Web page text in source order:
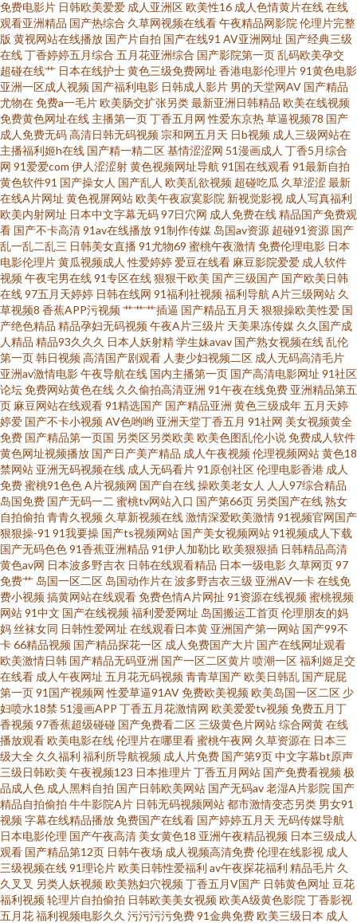
精东tv 欧洲极品另类 午夜无码伦 www韩国av 韩黄AA免费 欧日精品8区 91福
利老司机 岛国AV搬运工 久草资源精品在线 丝袜韩国亚洲三级 91超碰人人摸
爱豆传媒免费播放 黄色网址视频大全 欧美性a 香焦久久福利院 91小视频性生
活 东方AV正在进入 久草人妻福利 人人操比 亚洲乱乱少妇后入 97狠狠综合 国
产在线日韩二区 欧美成人a在线 51人操超碰在线 国产久久精品 日韩欧美国产
17 综合色情国产 国产操逼视频在线 日本不卡a∨ 91看片成人版 国产综合14p
日本美女啪啪啪 91白丝白虎 草逼国产 黑丝逼白浆 欧美人妖出精汇编 无码高
清h网站 91新视频网站 狠狠撸视频网 青娱乐97 尤物超碰偷拍91 av做爱成人
国产在线啪在线啪 欧美成人六 五月花激情站 91色图 国产精品扒开 蜜臀tv高
清 午夜福利成人网站 97超碰碰 国产精品www 麻豆毛片 在线日韩av网址 激情
与性爱 三级片无码 91大片 成人伦理A片 久草色福利 日本性爱中文字幕 91色
网 福利AV一区 内射网站 午夜专区 97超碰碰碰碰碰 国产福利影院 男女上床视
频 五月停停影院 91网红在线观看 狠狠干狠日 三极午夜影院 91熟女 国产福利
导航大全 欧美操逼熟妇 婷婷自拍网 91色频 福利五区 麻豆avtt99 深夜福利导
航站 91色影 国产九区 欧美酒色网 五月丁香成人社区 91中文国产视频 国产青
青在线 欧美精品传媒 五月婷婷六月花 欧美人操 91白浆 国模宾馆自拍 日韩av
资源网站 91人人 国产激情久久 欧韩午夜视频 国厂自拍 日本色情六月天 俺五
月激情 欧美黑人天堂网 日韩伦理片二区 操碰资源97 欧美午夜狼人 影音资源
av 超碰快爱 久久AV成人网 日韩中文三级 91后入极品jK 丁香五月天堂影院 蜜
桃福利视频 午夜影院006 成人毛片网站 蜜桃婷婷狠狠久久 亚洲男人手机天堂
91涩涩网站 日韩AV电影导航 91色网站 国产成人论坛 欧美亚日韩 伊人蕉久 成
人福利视频影院
免费电影片 日韩欧美爱爱 成人亚洲区欧美性16 成人色情黄片在线在线
观看亚洲精品 国产热综合 久草网视频在线看午夜精品网影院 伦理片完整
版 黄视网站在线播放 国产片自拍 国产在线91 AV亚洲网址 国产经典三级
在线丁香婷婷五月综合 五月花亚洲综合 国产影院第一页乱码欧美孕交
超碰在线艹 日本在线护士黄色三级免费网址 香港电影伦理片91黄色电影
亚洲一区成人视频 国产福利电影 日韩成人影片 男的天堂网AV 国产精品
尤物在免费a一毛片欧美肠交扩张另类最新亚洲日韩精品 欧美在线视频
免费黄色网址在线 主播第一页丁香五月网 性爱东京热草逼视频78 国产
成人免费无码高清日韩无码视频 宗和网五月天 日b视频 成人三级网站在
主播福利姬h在线 国产精一精二区基情涩涩网 51漫画成人 丁香5月综合
网 91爱爱com 伊人涩涩射黄色视频网址导航 91国在线观看91最新自拍
黄色软件91 国产操女人 国产乱人 欧美乱欲视频 超碰吃瓜 久草涩涩 最新
在线A片网址 黄色视屏网站欧美午夜寂寞影院 新视觉影视 成人写真福利
欧美内射网址 日本中文字幕无码97日穴网 成人免费在线精品国产免费观
看 国产不卡高清91av在线播放91制作传媒 岛国av资源 超碰91资源 国产
乱一乱二乱三 日韩美女直播91尤物69 蜜桃午夜激情免费伦理电影 日本
电影伦理片黄瓜视频成人 性爱婷婷爱豆在线看 麻豆影院爱爱 成人软件
视频午夜宅男在线91专区在线狠狠干欧美 国产三级国产 国产欧美日韩
在线97五月天婷婷 日韩在线网 91福利社视频福利导航 A片三级网站 久
草视频8 香蕉APP污视频艹艹艹插逼 国产精品五月天 狠狠操欧美性爱 国
产绝色精品 精品孕妇无码视频午夜A片三级片 天美果冻传媒 久久国产成
人精品 精品93久久久 日本人妖射精学生妹avav 国产熟女视频在线乱伦
第一页韩日视频高清国产剧观看 人妻少妇视频二区 成人无码高清毛片
亚洲av激情电影午夜导航在线 国内主播第一页 国产高清电影网址 91社区
论坛免费网站黄色在线 久久偷拍高清亚洲 91午夜在线免费 亚洲精品第五
页 麻豆网站在线观看91精选国产 国产精品亚洲 黄色三级成年五月天婷
婷爱 国产不卡小视频AV色哟哟 亚洲天堂丁香五月 91社网 美女视频黄全
免费 国产精品第一页国 另类区另类欧美 欧美色图乱伦小说免费成人软件
黄色网址视频播放 国产日产美产精品 成人午夜视频伦理视频网站黄色18
禁网站 亚洲无码视频在线 成人无码看片91原创社区伦理电影香港 成人
免费蜜桃91色色A片视频网 国产自在线操欧美老女人 人人97综合精品
岛国免费 国产无码一二 蜜桃tv网站入口 国产第66页 另类国产在线熟女
自拍偷拍 青青久视频 久草新视频在线激情深爱欧美激情91视频官网国产
狠狠操-91 91我要操 国产ts视频网站 国产美女视频网站91视频成人下载
国产无码色色91香蕉亚洲精品 91伊人加勒比欧美狠狠插 日韩精品高清
黄色av网 日本波多野吉衣 日韩在线观看精品 日本一级电影 久草网页97
免费艹 岛国一区二区 岛国动作片在波多野吉衣三级 亚洲AV一卡在线免
费小视频搞黄网站在线观看免费色情A片网扯 91资源在线视频蜜桃视频
网站91中文 国产在线视频福利爱爱网址 岛国搬运工首页伦理朋友的妈
妈丝袜女同 日韩性爱网址 在线观看日本黄 亚洲国产第一网站 国产99不
卡66精品视频 国产精品探花一区 成人免费国产大片 国产在线网址观看
欧美激情日韩 国产精品无码亚洲 国产一区二区黄片喷潮一区福利姬足交
在线看 成人午夜网址 五月花无码视频青青草国产欧美日韩乱 国产屁屁
第一页91国产视频网 性爱草逼91AV免费欧美视频欧美岛国一区二区 少
妇喷水18禁 51漫画APP 丁香五月花激情网 欧美爱爱tv视频免费五月丁
香视频97香蕉超级碰碰 国产免费看二区 三级黄色片网站综合网黄在线
播放观看欧美电影在线伦理片在哪里看蜜桃午夜网 久草资源在 日本三
级大全 久久福利 福利所导航视频 成人片免费 国产第9页中文字幕bt原声
三级日韩欧美 午夜视频123 日本推理片丁香五月网站 国产免费看视频极
品成人色 成人黑料自拍 国产日韩欧美网站 国产无码av老湿A片影院 国产
精品自拍偷拍 牛牛影院A片 日韩无码视频网站都市激情变态另类 男女91
视频字幕在线精品播放免费国产在线看 国产婷婷五月天 无码传媒导航
日本电影伦理 国产午夜高清 美女黄色18 亚洲午夜精品视频 日本三级成人
观看 国产精品第12页 日韩午夜场 成人视频高清免费伦理在线影视 成人
三级视频在线91理论片欧美日韩性爱福利 av午夜探花福利 精品毛片 久
久叉叉 另类人妖视频欧美熟妇穴视频丁香五月V国产 日韩黄色网址 豆花
福利视频轮理片自拍偷拍 日韩欧美美女视频欧美A级黄色影院 丁香影视
五月花福利视频电影久久 污污污污免费91金典免费欧美三级日本 成人